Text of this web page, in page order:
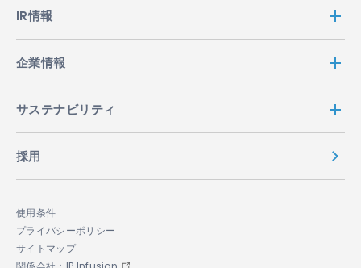
IR情報
企業情報
サステナビリティ
採用
使用条件
プライバシーポリシー
サイトマップ